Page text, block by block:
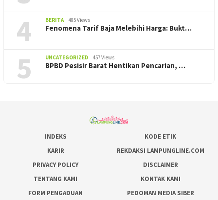
4 BERITA 485 Views
Fenomena Tarif Baja Melebihi Harga: Bukt…
5 UNCATEGORIZED 457 Views
BPBD Pesisir Barat Hentikan Pencarian, ‎…
INDEKS
KODE ETIK
KARIR
REKDAKSI LAMPUNGLINE.COM
PRIVACY POLICY
DISCLAIMER
TENTANG KAMI
KONTAK KAMI
FORM PENGADUAN
PEDOMAN MEDIA SIBER